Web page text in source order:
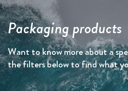
Packaging products
Want to know more about a
the filters below to find what